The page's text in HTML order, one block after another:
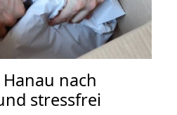
Hanau nach
stressfrei